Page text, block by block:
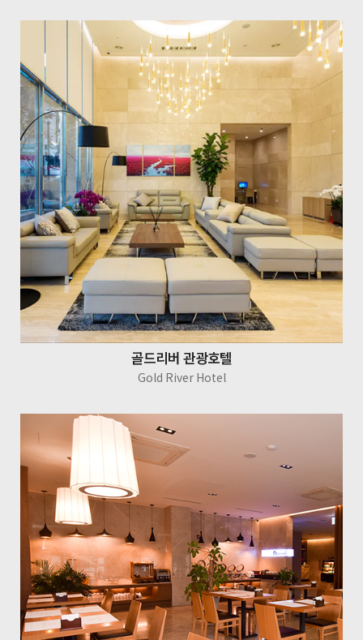
골드리버 관광호텔
Gold River Hotel